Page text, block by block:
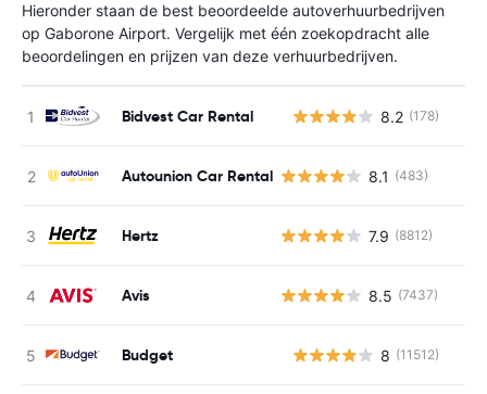
Hieronder staan de best beoordeelde autoverhuurbedrijven
op Gaborone Airport. Vergelijk met één zoekopdracht alle
beoordelingen en prijzen van deze verhuurbedrijven.
Bidvest Car Rental 8.2 (178)
Autounion Car Rental 8.1 (483)
Hertz 7.9 (8812)
Avis 8.5 (7437)
Budget 8 (11512)